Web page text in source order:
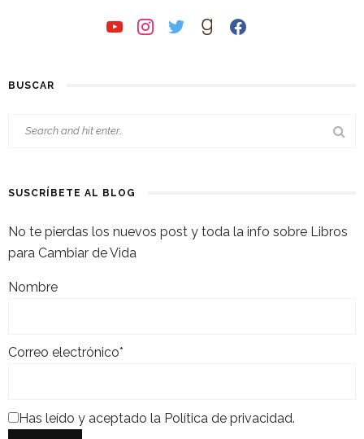
youtubeinstagramtwittergoodreadsfacebook
BUSCAR
SUSCRÍBETE AL BLOG
No te pierdas los nuevos post y toda la info sobre Libros
para Cambiar de Vida
Nombre
Correo electrónico*
Has leído y aceptado la Política de privacidad.